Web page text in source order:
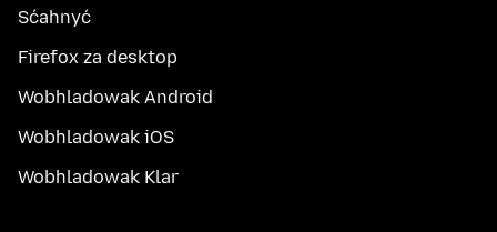
Sćahnyć
Firefox za desktop
Wobhladowak Android
Wobhladowak iOS
Wobhladowak Klar